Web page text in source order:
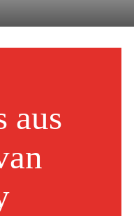
aus